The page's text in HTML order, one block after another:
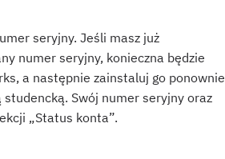
seryjny. Jeśli masz już
numer seryjny, konieczna będzie
a następnie zainstaluj go ponownie
Swój numer seryjny oraz
„Status konta”.